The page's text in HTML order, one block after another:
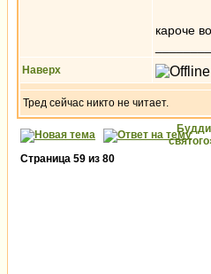
кароче
Наверх
Тред сейчас никто не читает.
Страница 59 из 80